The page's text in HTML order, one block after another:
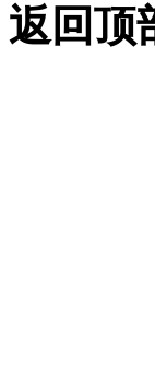
返回顶